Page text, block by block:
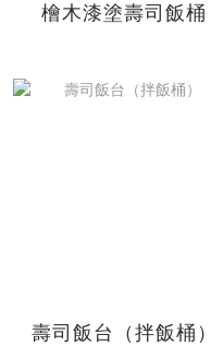
檜木漆塗壽司飯桶
壽司飯台（拌飯桶）